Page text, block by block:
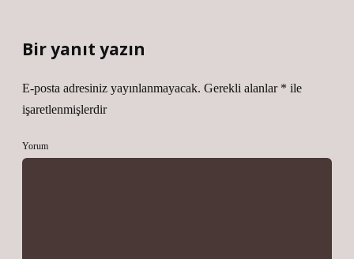
Bir yanıt yazın
E-posta adresiniz yayınlanmayacak. Gerekli alanlar * ile
işaretlenmişlerdir
Yorum